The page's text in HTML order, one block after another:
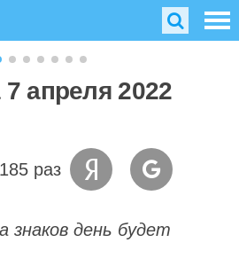
апреля 2022
раз
знаков день будет